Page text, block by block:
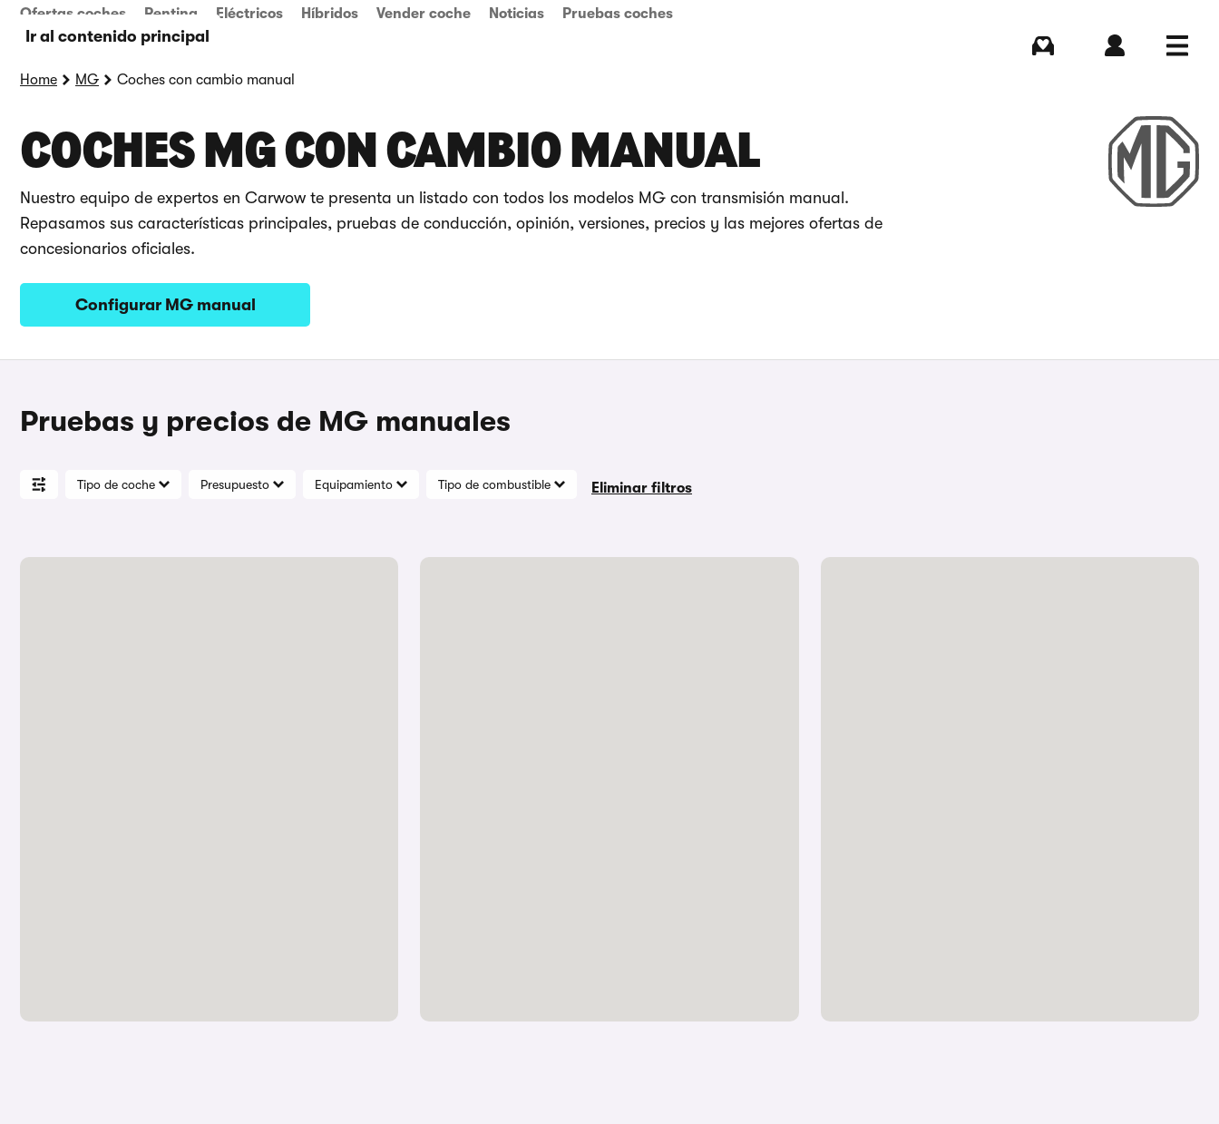
Ir al contenido principal
Ofertas coches Renting Eléctricos Híbridos Vender coche Noticias Pruebas coches
Home MG Coches con cambio manual
COCHES MG CON CAMBIO MANUAL
Nuestro equipo de expertos en Carwow te presenta un listado con todos los modelos MG con transmisión manual.
Repasamos sus características principales, pruebas de conducción, opinión, versiones, precios y las mejores ofertas de
concesionarios oficiales.
Configurar MG manual
Pruebas y precios de MG manuales
Tipo de coche Presupuesto Equipamiento Tipo de combustible Eliminar filtros